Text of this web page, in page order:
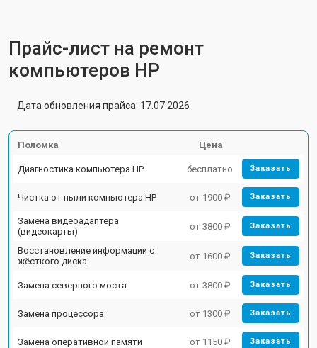
Прайс-лист на ремонт
компьютеров HP
Дата обновления прайса: 17.07.2026
Поломка Цена
Диагностика компьютера HP бесплатно Заказать
Чистка от пыли компьютера HP от 1900 ₽ Заказать
Замена видеоадаптера
(видеокарты)
от 3800 ₽ Заказать
Восстановление информации с
жёсткого диска
от 1600 ₽ Заказать
Замена северного моста от 3800 ₽ Заказать
Замена процессора от 1300 ₽ Заказать
Замена оперативной памяти от 1150 ₽ Заказать